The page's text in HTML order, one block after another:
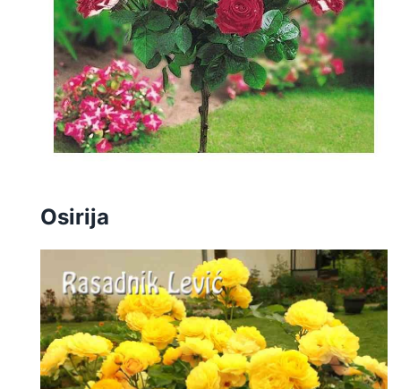
Osirija